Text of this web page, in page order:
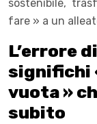
sostenibile,
fare » a un
L’errore
significhi
vuota »
subito